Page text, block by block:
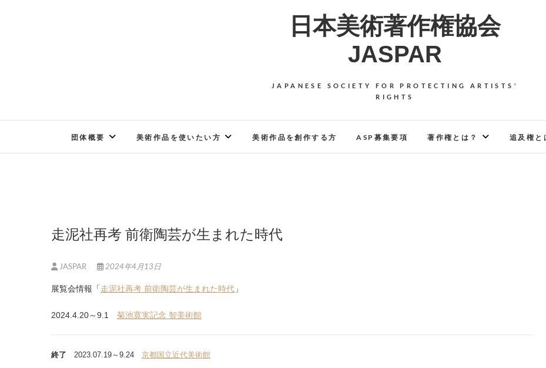
日本美術著作権協会
JASPAR
JAPANESE SOCIETY FOR PROTECTING ARTISTS'
RIGHTS
団体概要 美術作品を使いたい方 美術作品を創作する方 ASP募集要項 著作権とは？ 追及権と
走泥社再考 前衛陶芸が生まれた時代
JASPAR 2024年4月13日
展覧会情報「走泥社再考 前衛陶芸が生まれた時代 」
2024.4.20～9.1 菊池寛実記念 智美術館
終了 2023.07.19～9.24 京都国立近代美術館